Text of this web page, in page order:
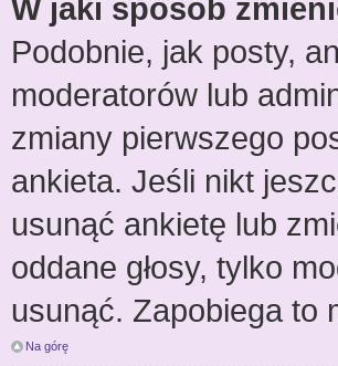
W jaki sposób
Podobnie, jak posty,
moderatorów lub
zmiany pierwszego
ankieta. Jeśli nikt
usunąć ankietę lub
oddane głosy, tylko
usunąć. Zapobiega to
Na górę